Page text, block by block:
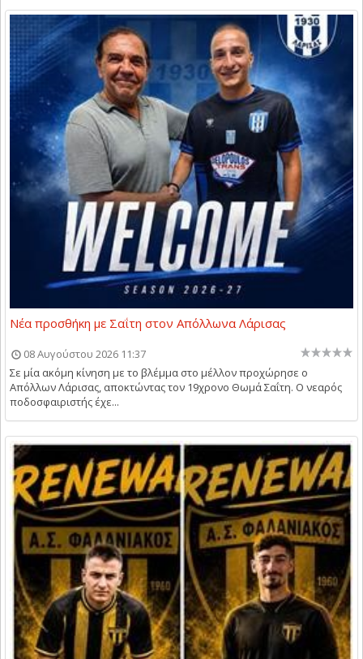
Νέα προσθήκη με Σαΐτη στον Απόλλωνα Λάρισας
08 Αυγούστου 2026 11:37
Σε μία ακόμη κίνηση με το βλέμμα στο μέλλον προχώρησε ο
Απόλλων Λάρισας, αποκτώντας τον 19χρονο Θωμά Σαΐτη. Ο νεαρός
ποδοσφαιριστής έχε...